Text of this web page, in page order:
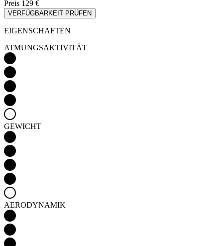
ATMUNGSAKTIVITÄT
GEWICHT
AERODYNAMIK
Detail produktu